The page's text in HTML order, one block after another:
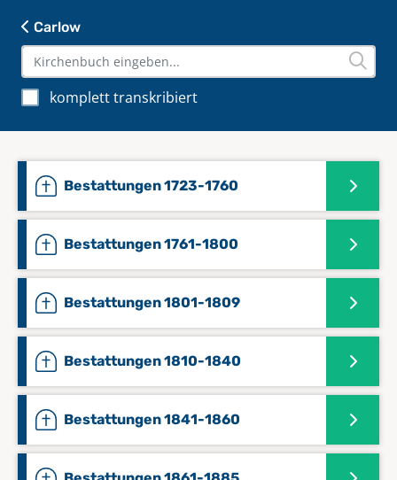
Carlow
komplett transkribiert
Bestattungen 1723-1760
Bestattungen 1761-1800
Bestattungen 1801-1809
Bestattungen 1810-1840
Bestattungen 1841-1860